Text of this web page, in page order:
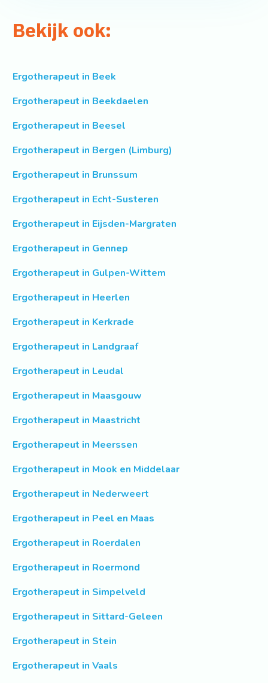
Bekijk ook:
Ergotherapeut in Beek
Ergotherapeut in Beekdaelen
Ergotherapeut in Beesel
Ergotherapeut in Bergen (Limburg)
Ergotherapeut in Brunssum
Ergotherapeut in Echt-Susteren
Ergotherapeut in Eijsden-Margraten
Ergotherapeut in Gennep
Ergotherapeut in Gulpen-Wittem
Ergotherapeut in Heerlen
Ergotherapeut in Kerkrade
Ergotherapeut in Landgraaf
Ergotherapeut in Leudal
Ergotherapeut in Maasgouw
Ergotherapeut in Maastricht
Ergotherapeut in Meerssen
Ergotherapeut in Mook en Middelaar
Ergotherapeut in Nederweert
Ergotherapeut in Peel en Maas
Ergotherapeut in Roerdalen
Ergotherapeut in Roermond
Ergotherapeut in Simpelveld
Ergotherapeut in Sittard-Geleen
Ergotherapeut in Stein
Ergotherapeut in Vaals